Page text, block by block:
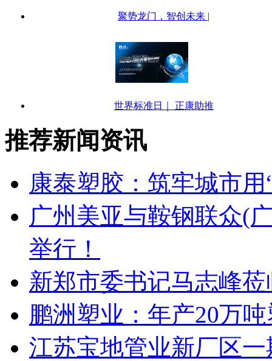
聚势龙门，智创未来 |
世界标准日｜ 正康助推
推荐新闻资讯
康泰塑胶：筑牢城市用
广州美亚与鞍钢联众(
举行！
新郑市委书记马志峰
鹏洲塑业：年产20万
江苏宝地管业新厂区